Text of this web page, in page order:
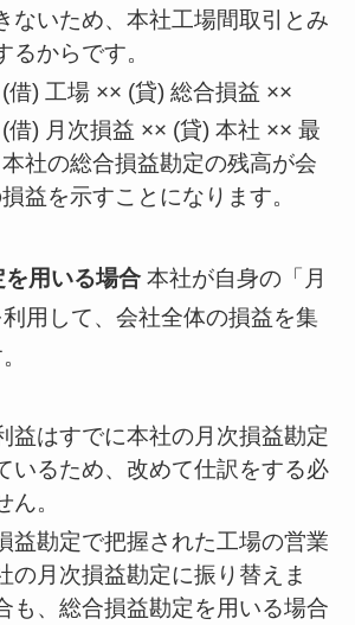
ないため、本社工場間取引とみ
るからです。
借) 工場 ×× (貸) 総合損益 ××
借) 月次損益 ×× (貸) 本社 ×× 最
社の総合損益勘定の残高が会
益を示すことになります。
用いる場合本社が自身の「月
用して、会社全体の損益を集
益はすでに本社の月次損益勘定
いるため、改めて仕訳をする必
ん。
益勘定で把握された工場の営業
の月次損益勘定に振り替えま
も、総合損益勘定を用いる場合